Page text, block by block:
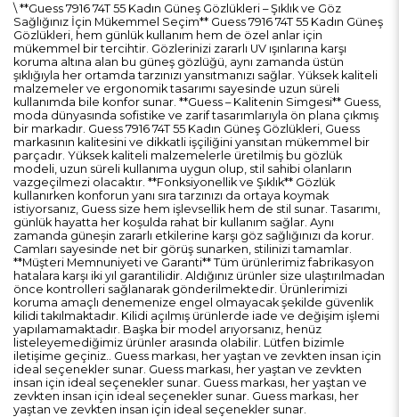
\ **Guess 7916 74T 55 Kadın Güneş Gözlükleri – Şıklık ve Göz
Sağlığınız İçin Mükemmel Seçim** Guess 7916 74T 55 Kadın Güneş
Gözlükleri, hem günlük kullanım hem de özel anlar için
mükemmel bir tercihtir. Gözlerinizi zararlı UV ışınlarına karşı
koruma altına alan bu güneş gözlüğü, aynı zamanda üstün
şıklığıyla her ortamda tarzınızı yansıtmanızı sağlar. Yüksek kaliteli
malzemeler ve ergonomik tasarımı sayesinde uzun süreli
kullanımda bile konfor sunar. **Guess – Kalitenin Simgesi** Guess,
moda dünyasında sofistike ve zarif tasarımlarıyla ön plana çıkmış
bir markadır. Guess 7916 74T 55 Kadın Güneş Gözlükleri, Guess
markasının kalitesini ve dikkatli işçiliğini yansıtan mükemmel bir
parçadır. Yüksek kaliteli malzemelerle üretilmiş bu gözlük
modeli, uzun süreli kullanıma uygun olup, stil sahibi olanların
vazgeçilmezi olacaktır. **Fonksiyonellik ve Şıklık** Gözlük
kullanırken konforun yanı sıra tarzınızı da ortaya koymak
istiyorsanız, Guess size hem işlevsellik hem de stil sunar. Tasarımı,
günlük hayatta her koşulda rahat bir kullanım sağlar. Aynı
zamanda güneşin zararlı etkilerine karşı göz sağlığınızı da korur.
Camları sayesinde net bir görüş sunarken, stilinizi tamamlar.
**Müşteri Memnuniyeti ve Garanti** Tüm ürünlerimiz fabrikasyon
hatalara karşı iki yıl garantilidir. Aldığınız ürünler size ulaştırılmadan
önce kontrolleri sağlanarak gönderilmektedir. Ürünlerimizi
koruma amaçlı denemenize engel olmayacak şekilde güvenlik
kilidi takılmaktadır. Kilidi açılmış ürünlerde iade ve değişim işlemi
yapılamamaktadır. Başka bir model arıyorsanız, henüz
listeleyemediğimiz ürünler arasında olabilir. Lütfen bizimle
iletişime geçiniz.. Guess markası, her yaştan ve zevkten insan için
ideal seçenekler sunar. Guess markası, her yaştan ve zevkten
insan için ideal seçenekler sunar. Guess markası, her yaştan ve
zevkten insan için ideal seçenekler sunar. Guess markası, her
yaştan ve zevkten insan için ideal seçenekler sunar.